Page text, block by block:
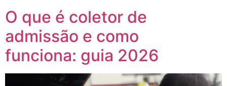
O que é coletor de
admissão e como
funciona: guia 2026